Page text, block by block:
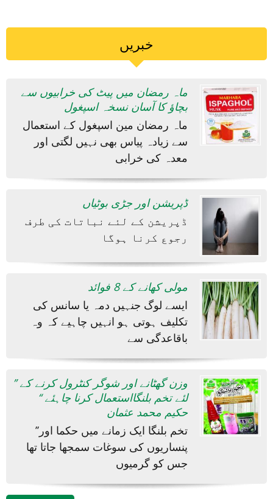
خبریں
ماہ رمضان میں پیٹ کی خرابیوں سے
بچاؤ کا آسان نسخہ اسپغول
ماہ رمضان مین اسپغول کے استعمال
سے زیادہ پیاس بھی نہیں لگتی اور
معدہ کی خرابی
ڈپریشن اور جڑی بوٹیاں
ڈپریشن کے لئے نباتات کی طرف
رجوع کرنا ہوگا
مولی کھانے کے 8 فوائد
ایسے لوگ جنہیں دمہ یا سانس کی
تکلیف ہوتی ہو انہیں چاہیے کہ وہ
باقاعدگی سے
’’ وزن گھٹانے اور شوگر کنٹرول کرنے کے
لئے تخم بلنگااستعمال کرنا چاہئے ‘‘
حکیم محمد عثمان
’’تخم بلنگا ایک زمانے میں حکما اور
پنساریوں کی سوغات سمجھا جاتا تھا
جس کو گرمیوں